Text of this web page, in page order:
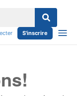
S'inscrire